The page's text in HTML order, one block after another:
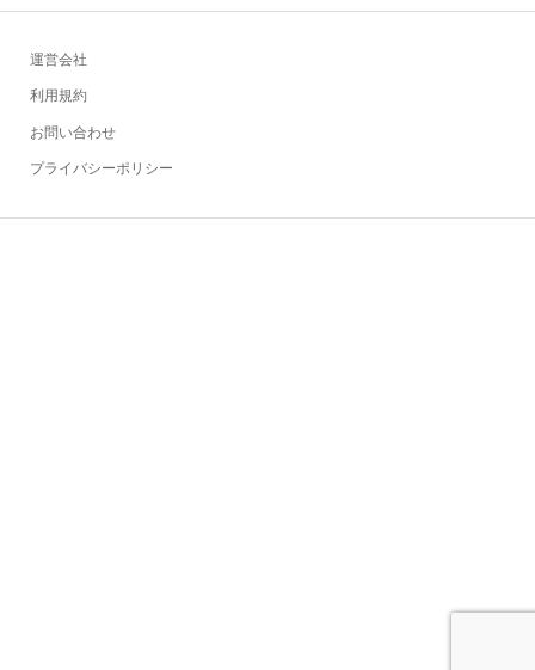
運営会社
利用規約
お問い合わせ
プライバシーポリシー